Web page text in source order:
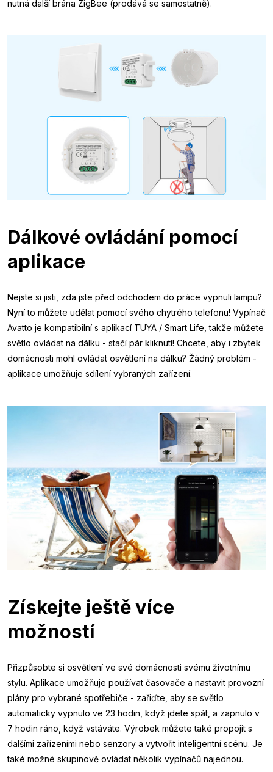
nutná další brána ZigBee (prodává se samostatně).
Dálkové ovládání pomocí
aplikace
Nejste si jisti, zda jste před odchodem do práce vypnuli lampu?
Nyní to můžete udělat pomocí svého chytrého telefonu! Vypínač
Avatto je kompatibilní s aplikací TUYA / Smart Life, takže můžete
světlo ovládat na dálku - stačí pár kliknutí! Chcete, aby i zbytek
domácnosti mohl ovládat osvětlení na dálku? Žádný problém -
aplikace umožňuje sdílení vybraných zařízení.
Získejte ještě více
možností
Přizpůsobte si osvětlení ve své domácnosti svému životnímu
stylu. Aplikace umožňuje používat časovače a nastavit provozní
plány pro vybrané spotřebiče - zařiďte, aby se světlo
automaticky vypnulo ve 23 hodin, když jdete spát, a zapnulo v
7 hodin ráno, když vstáváte. Výrobek můžete také propojit s
dalšími zařízeními nebo senzory a vytvořit inteligentní scénu. Je
také možné skupinově ovládat několik vypínačů najednou.